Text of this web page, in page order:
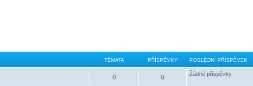
TÉMATA PŘÍSPĚVKY POSLEDNÍ PŘÍSPĚVEK
0 0 Žádné příspěvky